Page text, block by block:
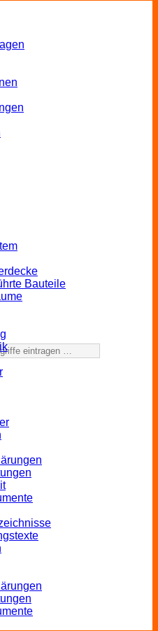
Bauteile